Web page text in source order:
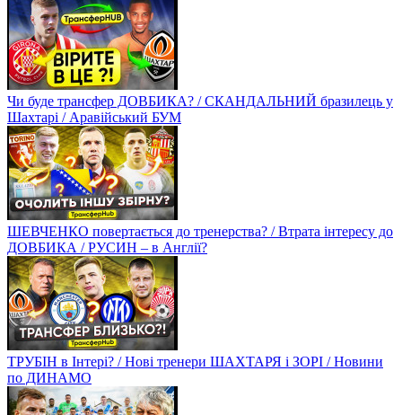
Чи буде трансфер ДОВБИКА? / СКАНДАЛЬНИЙ бразилець у
Шахтарі / Аравійський БУМ
ШЕВЧЕНКО повертається до тренерства? / Втрата інтересу до
ДОВБИКА / РУСИН – в Англії?
ТРУБІН в Інтері? / Нові тренери ШАХТАРЯ і ЗОРІ / Новини
по ДИНАМО